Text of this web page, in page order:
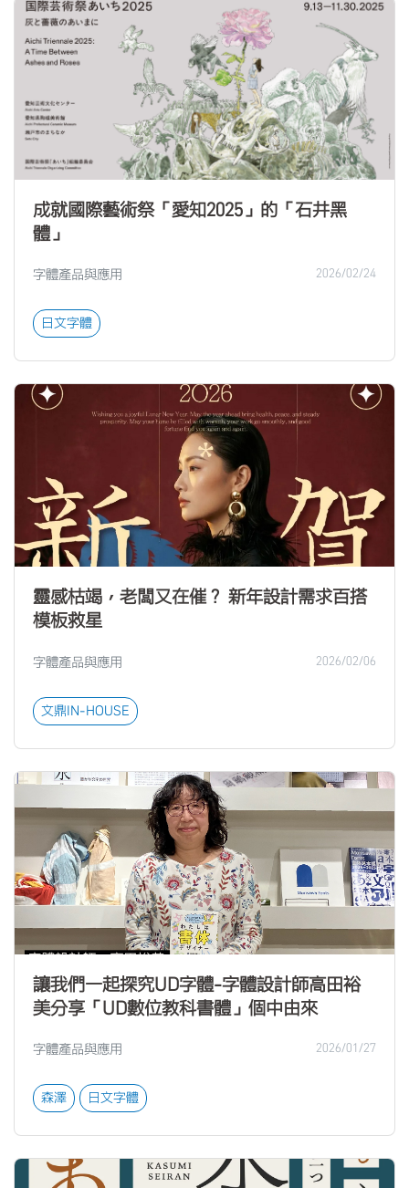
成就國際藝術祭「愛知2025」的「石井黑
體」
字體產品與應用 2026/02/24
日文字體
靈感枯竭，老闆又在催？ 新年設計需求百搭
模板救星
字體產品與應用 2026/02/06
文鼎IN-HOUSE
讓我們一起探究UD字體-字體設計師高田裕
美分享「UD數位教科書體」個中由來
字體產品與應用 2026/01/27
森澤 日文字體